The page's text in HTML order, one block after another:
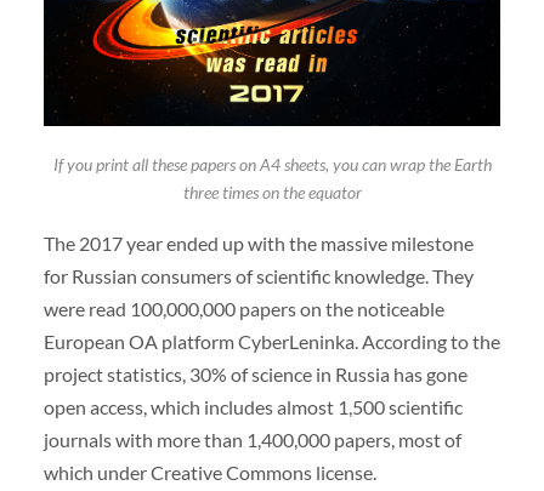
If you print all these papers on A4 sheets, you can wrap the Earth
three times on the equator
The 2017 year ended up with the massive milestone
for Russian consumers of scientific knowledge. They
were read 100,000,000 papers on the noticeable
European OA platform CyberLeninka. According to the
project statistics, 30% of science in Russia has gone
open access, which includes almost 1,500 scientific
journals with more than 1,400,000 papers, most of
which under Creative Commons license.